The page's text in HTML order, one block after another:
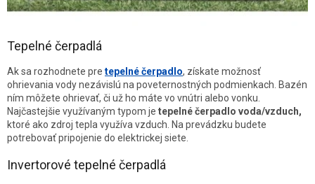
Tepelné čerpadlá
Ak sa rozhodnete pre tepelné čerpadlo, získate možnosť
ohrievania vody nezávislú na poveternostných podmienkach. Bazén
ním môžete ohrievať, či už ho máte vo vnútri alebo vonku.
Najčastejšie využívaným typom je tepelné čerpadlo voda/vzduch,
ktoré ako zdroj tepla využíva vzduch. Na prevádzku budete
potrebovať pripojenie do elektrickej siete.
Invertorové tepelné čerpadlá